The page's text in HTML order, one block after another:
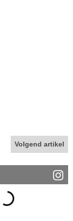
Volgend artikel